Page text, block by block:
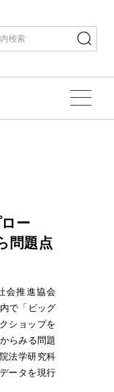
ー
問題点
会推進協会
で「ビッグ
ショップを
らみる問題
法学研究科
ータを現行